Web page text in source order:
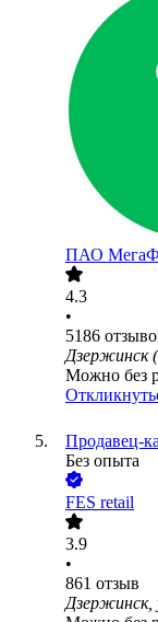
ПАО
4.3
•
5186
Дзержинск
Можно без
Продавец-
Без опыта
FES retail
3.9
•
861 отзыв
Дзержинск,